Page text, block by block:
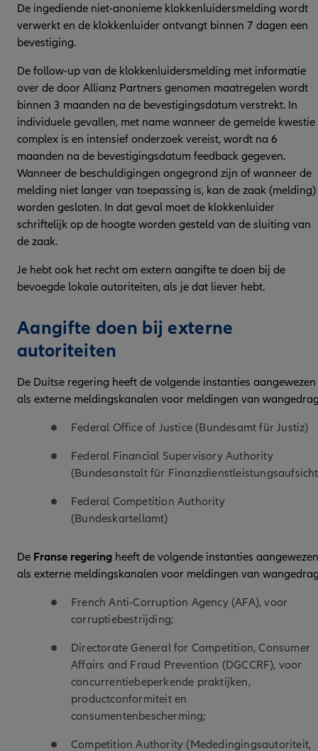
De ingediende niet-anonieme klokkenluidersmelding wordt
verwerkt en de klokkenluider ontvangt binnen 7 dagen een
bevestiging.
De follow-up van de klokkenluidersmelding met informatie
over de door Allianz Partners genomen maatregelen wordt
binnen 3 maanden na de bevestigingsdatum verstrekt. In
individuele gevallen, met name wanneer de gemelde kwestie
complex is en intensief onderzoek vereist, wordt na 6
maanden na de bevestigingsdatum feedback gegeven.
Wanneer de beschuldigingen ongegrond zijn of wanneer de
melding niet langer van toepassing is, kan de zaak (melding)
worden gesloten. In dat geval moet de klokkenluider
schriftelijk op de hoogte worden gesteld van de sluiting van
de zaak.
Je hebt ook het recht om extern aangifte te doen bij de
bevoegde lokale autoriteiten, als je dat liever hebt.
Aangifte doen bij externe
autoriteiten
De Duitse regering heeft de volgende instanties aangewezen
als externe meldingskanalen voor meldingen van
Federal Office of Justice (Bundesamt für Justiz)
Federal Financial Supervisory Authority
(Bundesanstalt für
Federal Competition Authority
(Bundeskartellamt)
De Franse regering heeft de volgende instanties aangewezen
als externe meldingskanalen voor meldingen van
French Anti-Corruption Agency (AFA), voor
corruptiebestrijding;
Directorate General for Competition, Consumer
Affairs and Fraud Prevention (DGCCRF), voor
concurrentiebeperkende praktijken,
productconformiteit en
consumentenbescherming;
Competition Authority (Mededingingsautoriteit,